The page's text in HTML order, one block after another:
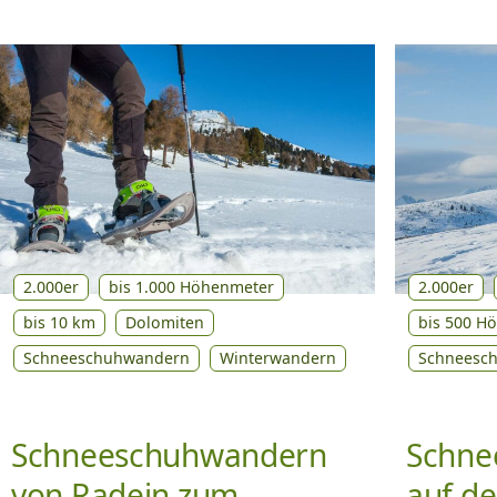
2.000er
bis 1.000 Höhenmeter
bis 10 km
Dolomiten
Schneeschuhwandern
Winterwandern
Schneeschuhwandern
2.000er
bis 500